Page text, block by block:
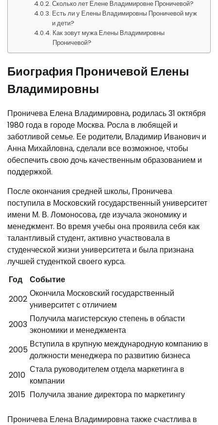
Сколько лет Елене Владимировне Проничевой?
Есть ли у Елены Владимировны Проничевой муж
и дети?
Как зовут мужа Елены Владимировны
Проничевой?
Биография Проничевой Елены
Владимировны
Проничева Елена Владимировна, родилась 31 октября
1980 года в городе Москва. Росла в любящей и
заботливой семье. Ее родители, Владимир Иванович и
Анна Михайловна, сделали все возможное, чтобы
обеспечить свою дочь качественным образованием и
поддержкой.
После окончания средней школы, Проничева
поступила в Московский государственный университет
имени М. В. Ломоносова, где изучала экономику и
менеджмент. Во время учебы она проявила себя как
талантливый студент, активно участвовала в
студенческой жизни университета и была признана
лучшей студенткой своего курса.
Год
Событие
2002
Окончила Московский государственный
университет с отличием
2003
Получила магистерскую степень в области
экономики и менеджмента
2005
Вступила в крупную международную компанию в
должности менеджера по развитию бизнеса
2010
Стала руководителем отдела маркетинга в
компании
2015 Получила звание директора по маркетингу
Проничева Елена Владимировна также счастлива в